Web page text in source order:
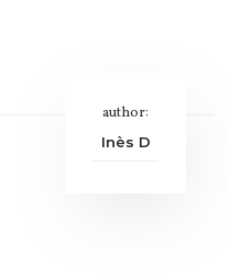
author:
Inès D